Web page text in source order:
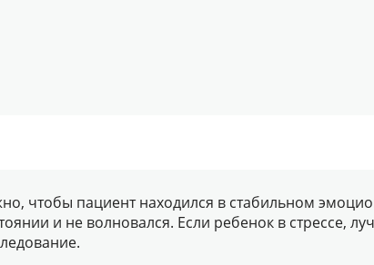
чтобы пациент находился в стабильном
и не волновался. Если ребенок в стрессе,